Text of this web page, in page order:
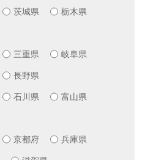
茨城県 栃木県
三重県 岐阜県
長野県
石川県 富山県
京都府 兵庫県